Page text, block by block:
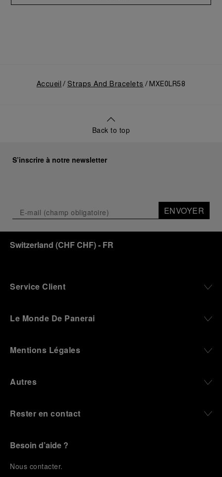
Accueil Straps And Bracelets MXE0LR58
Back to top
S’inscrire à notre newsletter
ENVOYER
Switzerland (CHF CHF)- FR
Service Client
Le Monde De Panerai
Mentions Légales
Autres
Rester en contact
Besoin d’aide ?
Nous contacter.